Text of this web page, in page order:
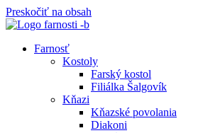
Preskočiť na obsah
Farnosť
Kostoly
Farský kostol
Filiálka Šalgovík
Kňazi
Kňazské povolania
Diakoni